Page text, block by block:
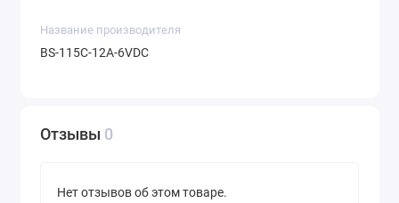
Название производителя
BS-115C-12A-6VDC
Отзывы 0
Нет отзывов об этом товаре.